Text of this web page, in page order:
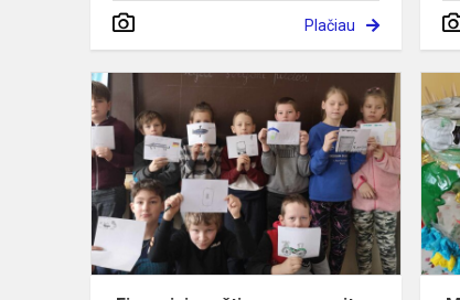
Plačiau
savaitę
klasės
mok...